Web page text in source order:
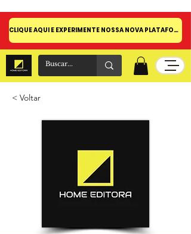
CLIQUE AQUI E EXPERIMENTE NOSSA NOVA PLATAFORMA!
< Voltar